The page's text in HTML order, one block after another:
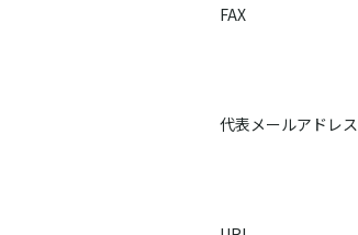
FAX
代表メールアドレス